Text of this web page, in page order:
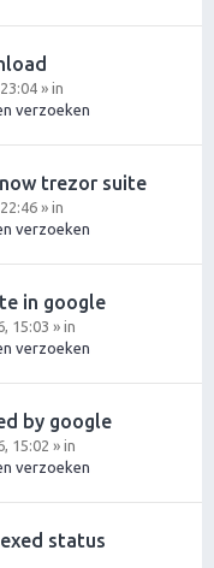
» in
verzoeken
trezor suite
» in
verzoeken
in google
15:03 » in
verzoeken
by google
15:02 » in
verzoeken
status